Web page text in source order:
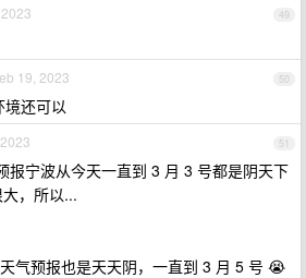
49
50
19, 2023
还可以
51
报宁波从今天一直到 3 月 3 号都是阴天下
，所以...
气预报也是天天阴，一直到 3 月 5 号 😭